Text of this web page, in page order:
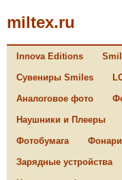
miltex.ru
Innova Editions
Сувениры Smiles
Аналоговое фото
Наушники и Плееры
Фотобумага
Зарядные устройства